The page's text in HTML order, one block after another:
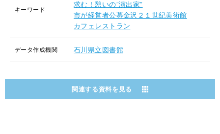
キーワード
求む！憩いの”演出家”
市が経営者公募金沢２１世紀美術館
カフェレストラン
データ作成機関 石川県立図書館
関連する資料を見る